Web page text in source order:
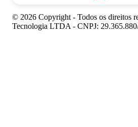
© 2026 Copyright - Todos os direitos
Tecnologia LTDA - CNPJ: